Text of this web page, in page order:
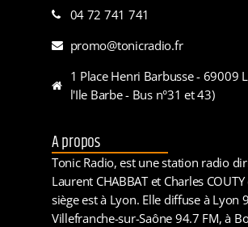
04 72 741 741
promo@tonicradio.fr
1 Place Henri Barbusse - 69009
l'Ile Barbe - Bus n°31 et 43)
A propos
Tonic Radio, est une station radio
Laurent CHABBAT et Charles
siège est à Lyon. Elle diffuse à Lyon
Villefranche-sur-Saône 94.7 FM, à